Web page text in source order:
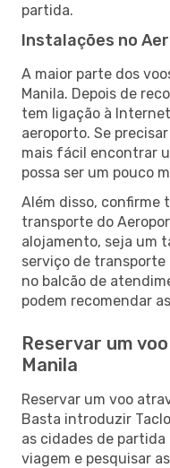
partida.
Instalações no
A maior parte dos
Manila. Depois de
tem ligação à
aeroporto. Se
mais fácil encontrar
possa ser um pouco
Além disso, confirme
transporte do
alojamento, seja um
serviço de
no balcão de
podem recomendar
Reservar um
Manila
Reservar um voo
Basta introduzir
as cidades de
viagem e pesquisar